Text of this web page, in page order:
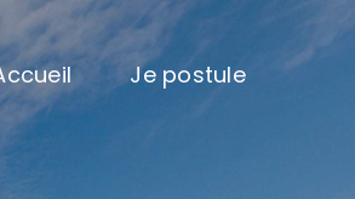
Je postule